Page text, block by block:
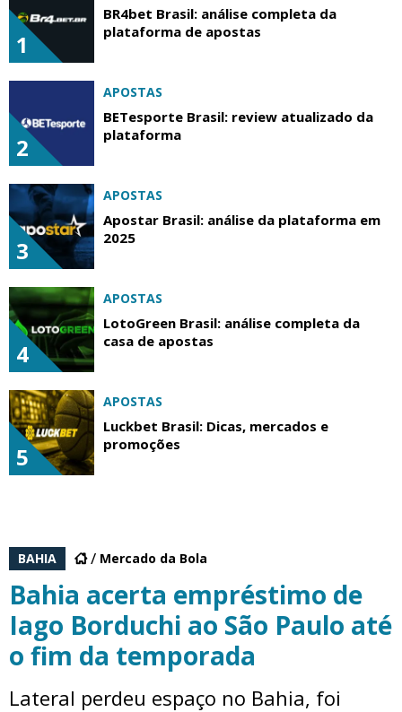
1
BR4bet Brasil: análise completa da
plataforma de apostas
2
APOSTAS
BETesporte Brasil: review atualizado da
plataforma
3
APOSTAS
Apostar Brasil: análise da plataforma em
2025
4
APOSTAS
LotoGreen Brasil: análise completa da
casa de apostas
5
APOSTAS
Luckbet Brasil: Dicas, mercados e
promoções
BAHIA Mercado da Bola
Bahia acerta empréstimo de
Iago Borduchi ao São Paulo até
o fim da temporada
Lateral perdeu espaço no Bahia, foi